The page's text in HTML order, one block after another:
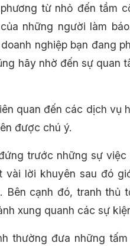
từ nhỏ đến tầm
những người làm
nghiệp bạn đang
hãy nhờ đến sự quan
quan đến các dịch vụ
được chú ý.
trước những sự việc
lời khuyên sau đó
cạnh đó, tranh thủ
xung quanh các sự
thường đưa những